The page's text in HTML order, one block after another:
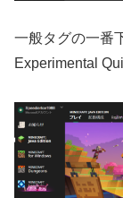
一般タグの一番
Experimental